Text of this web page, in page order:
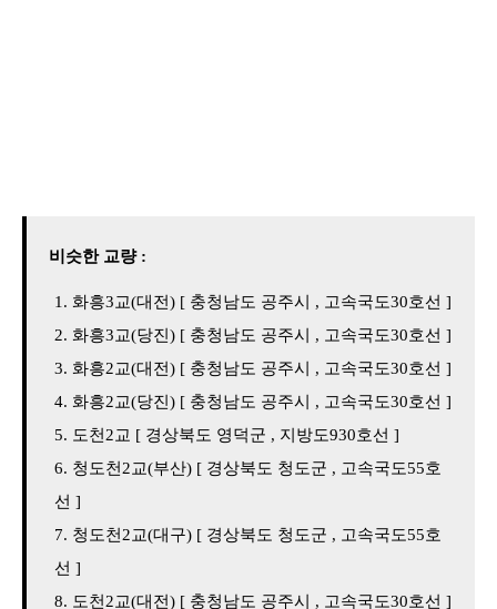
비슷한 교량 :
화흥3교(대전) [ 충청남도 공주시 , 고속국도30호선 ]
화흥3교(당진) [ 충청남도 공주시 , 고속국도30호선 ]
화흥2교(대전) [ 충청남도 공주시 , 고속국도30호선 ]
화흥2교(당진) [ 충청남도 공주시 , 고속국도30호선 ]
도천2교 [ 경상북도 영덕군 , 지방도930호선 ]
청도천2교(부산) [ 경상북도 청도군 , 고속국도55호
선 ]
청도천2교(대구) [ 경상북도 청도군 , 고속국도55호
선 ]
도천2교(대전) [ 충청남도 공주시 , 고속국도30호선 ]